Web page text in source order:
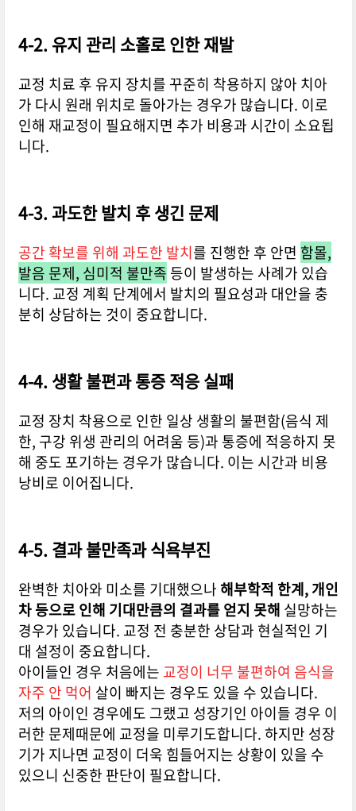
4-2. 유지 관리 소홀로 인한 재발
교정 치료 후 유지 장치를 꾸준히 착용하지 않아 치아
가 다시 원래 위치로 돌아가는 경우가 많습니다. 이로
인해 재교정이 필요해지면 추가 비용과 시간이 소요됩
니다.
4-3. 과도한 발치 후 생긴 문제
공간 확보를 위해 과도한 발치를 진행한 후 안면 함몰,
발음 문제, 심미적 불만족 등이 발생하는 사례가 있습
니다. 교정 계획 단계에서 발치의 필요성과 대안을 충
분히 상담하는 것이 중요합니다.
4-4. 생활 불편과 통증 적응 실패
교정 장치 착용으로 인한 일상 생활의 불편함(음식 제
한, 구강 위생 관리의 어려움 등)과 통증에 적응하지 못
해 중도 포기하는 경우가 많습니다. 이는 시간과 비용
낭비로 이어집니다.
4-5. 결과 불만족과 식욕부진
완벽한 치아와 미소를 기대했으나 해부학적 한계, 개인
차 등으로 인해 기대만큼의 결과를 얻지 못해 실망하는
경우가 있습니다. 교정 전 충분한 상담과 현실적인 기
대 설정이 중요합니다.
아이들인 경우 처음에는 교정이 너무 불편하여 음식을
자주 안 먹어 살이 빠지는 경우도 있을 수 있습니다.
저의 아이인 경우에도 그랬고 성장기인 아이들 경우 이
러한 문제때문에 교정을 미루기도합니다. 하지만 성장
기가 지나면 교정이 더욱 힘들어지는 상황이 있을 수
있으니 신중한 판단이 필요합니다.